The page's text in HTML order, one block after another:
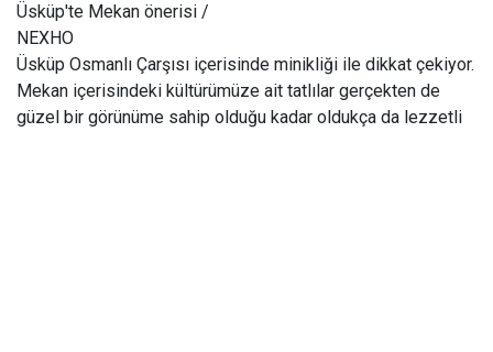
Üsküp'te Mekan önerisi /
NEXHO
Üsküp Osmanlı Çarşısı içerisinde minikliği ile dikkat çekiyor.
Mekan içerisindeki kültürümüze ait tatlılar gerçekten de
güzel bir görünüme sahip olduğu kadar oldukça da lezzetli